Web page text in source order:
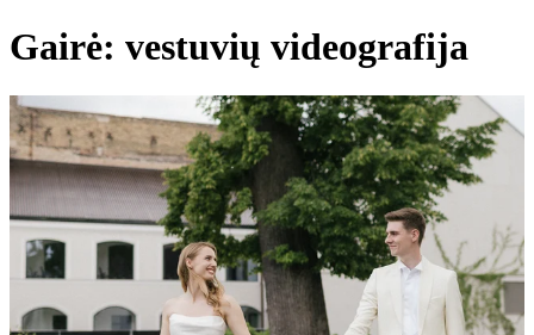
Gairė: vestuvių videografija